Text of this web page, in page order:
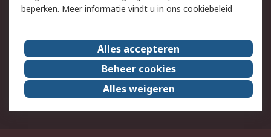
verkoopvoorwaarden
Over RS
RS Group
Over ons
RS wereldwijd
Werken bij RS
ESG
beperken. Meer informatie vindt u in ons cookiebeleid
Alles accepteren
Beheer cookies
Alles weigeren